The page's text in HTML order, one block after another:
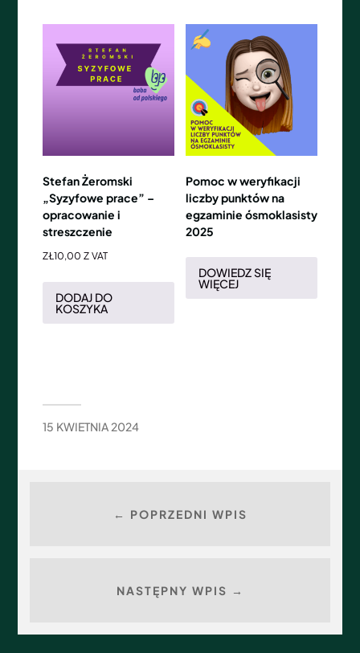
Stefan Żeromski
„Syzyfowe prace” –
opracowanie i
streszczenie
ZŁ10,00 Z VAT
DODAJ DO
KOSZYKA
Pomoc w weryfikacji
liczby punktów na
egzaminie ósmoklasisty
2025
DOWIEDZ SIĘ
WIĘCEJ
15 KWIETNIA 2024
← POPRZEDNI WPIS
NASTĘPNY WPIS →